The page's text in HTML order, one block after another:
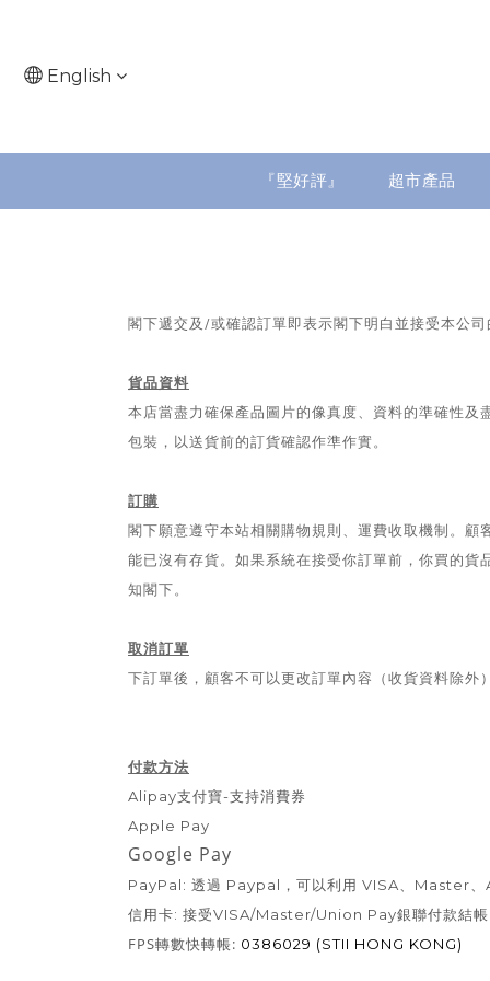
English
『堅好評』 超市產品
閣下遞交及/或確認訂單即表示閣下明白並接受本公
貨品資料
本店當盡力確保產品圖片的像真度、資料的準確性
包裝，以送貨前的訂貨確認作準作實。
訂購
閣下願意遵守本站相關購物規則、運費收取機制。
能已沒有存貨。如果系統在接受你訂單前，你買的
知閣下。
取消訂單
下訂單後，顧客不可以更改訂單內容（收貨資料除
付款方法
Alipay支付寶-支持消費券
Apple Pay
Google Pay
PayPal: 透過 Paypal，可以利用 VISA、Master
信用卡: 接受VISA/Master/Union Pay銀聯付款結
FPS轉數快轉帳: 0386029 (STII HONG KONG)